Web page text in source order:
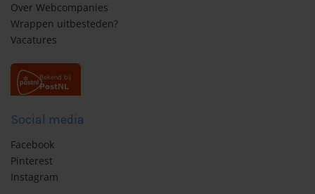
Over Webcompanies
Wrappen uitbesteden?
Vacatures
Social media
Facebook
Pinterest
Instagram